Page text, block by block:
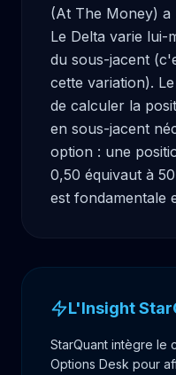
(At The Money)
Le Delta varie lui-
du sous-jacent
cette variation).
de calculer la
en sous-jacent
option : une
0,50 équivaut à
est fondamentale
L'Insight
StarQuant intègre le
Options Desk pour